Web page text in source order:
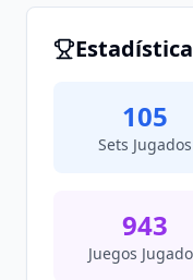
105
Sets Jugados
943
Juegos